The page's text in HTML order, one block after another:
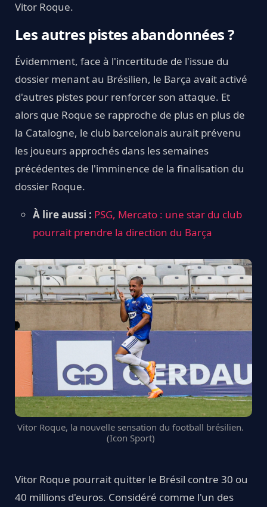
Vitor Roque.
Les autres pistes abandonnées ?
Évidemment, face à l'incertitude de l'issue du
dossier menant au Brésilien, le Barça avait activé
d'autres pistes pour renforcer son attaque. Et
alors que Roque se rapproche de plus en plus de
la Catalogne, le club barcelonais aurait prévenu
les joueurs approchés dans les semaines
précédentes de l'imminence de la finalisation du
dossier Roque.
À lire aussi : PSG, Mercato : une star du club
pourrait prendre la direction du Barça
Vitor Roque, la nouvelle sensation du football brésilien.
(Icon Sport)
Vitor Roque pourrait quitter le Brésil contre 30 ou
40 millions d'euros. Considéré comme l'un des